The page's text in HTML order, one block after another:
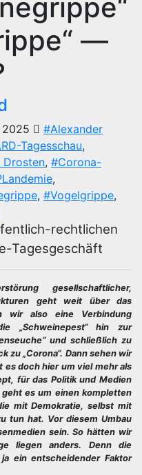
—
#Alexander
Tagesschau,
Drosten, #Corona-
,
, #Vogelgrippe,
rechtlichen
Tagesgeschäft
gesellschaftlicher,
geht weit über das
wir also eine Verbindung
„Schweinepest“ hin zur
und schließlich zu
zu „Corona“. Dann sehen wir
es doch hier um viel mehr als
für das Politik und Medien
es um einen kompletten
mit Demokratie, selbst mit
tun hat. Vor diesem Umbau
sein. So hätten wir
liegen anders. Denn die
ein entscheidender Faktor